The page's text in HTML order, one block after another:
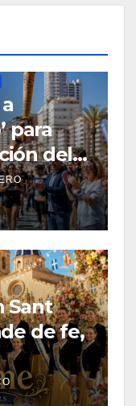
para
del
Sant
de fe,